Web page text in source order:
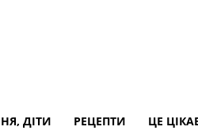
ДІТИ РЕЦЕПТИ ЦЕ